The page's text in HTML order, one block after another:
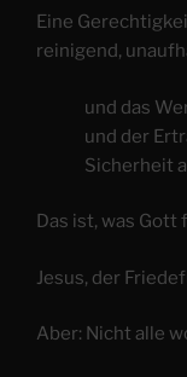
Eine
reinigend,
und das
und der
Sicherheit
Das ist, was Gott
Jesus, der
Aber: Nicht alle